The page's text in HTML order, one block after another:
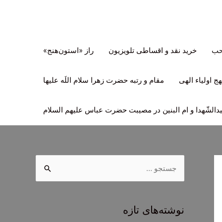
خرید نقد و اقساطی تلویزیون راز «استون‌هنج»
اولیاء الهی مقام و رتبه حضرت زهرا سلام اللَه علیها
و ام البنین در مصیبت حضرت عباس علیهم السلام
جنوشته‌های تازه